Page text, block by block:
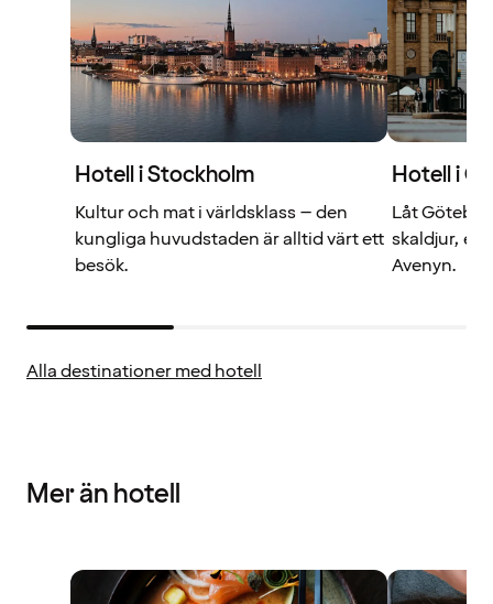
Hotell i Stockholm
Kultur och mat i världsklass – den
kungliga huvudstaden är alltid värt ett
besök.
Hotell i
Låt
skaldjur,
Avenyn.
Alla destinationer med hotell
Mer än hotell